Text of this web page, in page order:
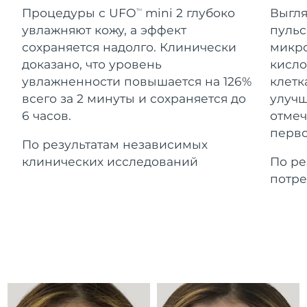
Процедуры с UFOTM
mini 2 глубоко
увлажняют кожу, а эффект
сохраняется надолго. Клинически
доказано, что уровень
увлажненности повышается на 126%
всего за 2 минуты и сохраняется до
6 часов.
По результатам независимых
клинических исследований
По
For healthy hair
18% PAP
Косметика Для мужчин
Купить
FOREO APP
Гибралтар
Ожидаемая дата доставки
8/13/26
Греция
Ожидаемая дата доставки
8/9/26
Гонконг (САР)
8/10/26
Венгрия
Ожидаемая дата доставки
8/10/26
о-в Мэн
Ожидаемая дата доставки